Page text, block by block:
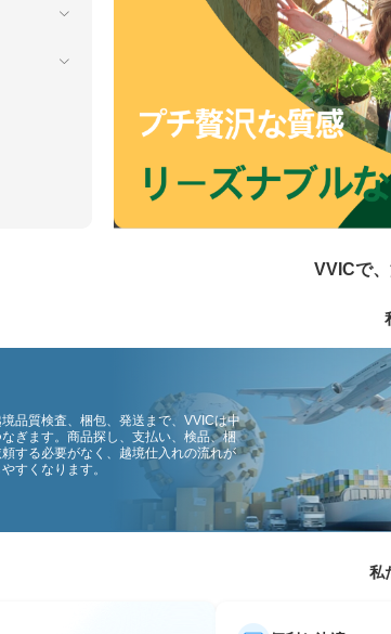
VVICで
品質検査、梱包、発送まで、VVICは中
ぎます。商品探し、支払い、検品、梱
する必要がなく、越境仕入れの流れが
すくなります。
私